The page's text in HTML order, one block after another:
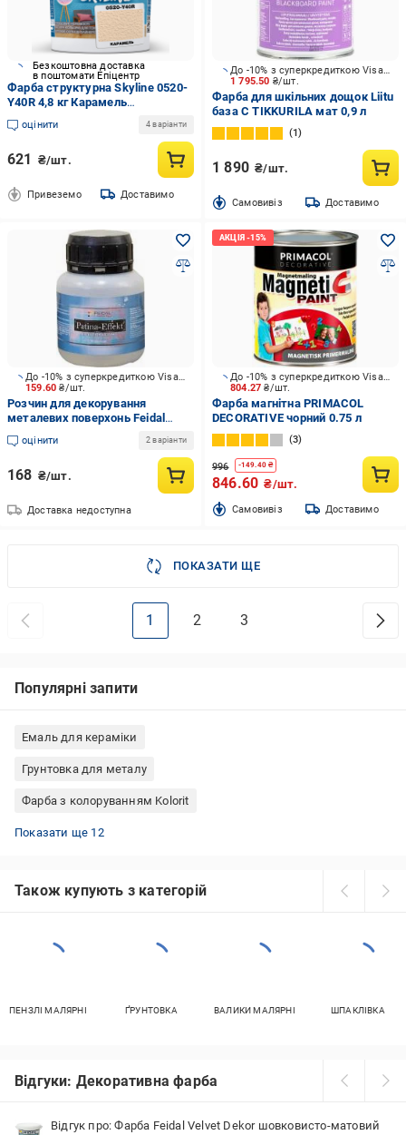
Безкоштовна доставка
в поштомати Епіцентр
Фарба структурна Skyline 0520-
Y40R 4,8 кг Карамель
(2933621717)
оцінити 4 варіанти
621 ₴/шт.
Привеземо Доставимо
1 795.50 ₴/шт.
До -10% з суперкредиткою Visa Вигода
Фарба для шкільних дощок Liitu
база С TIKKURILA мат 0,9 л
1
1 890 ₴/шт.
Cамовивіз Доставимо
159.60₴/шт.
До -10% з суперкредиткою Visa Вигода
Розчин для декорування
металевих поверхонь Feidal
Patina-Effect блакитний 0,1 л
оцінити 2 варіанти
168 ₴/шт.
Доставка недоступна
804.27₴/шт.
До -10% з суперкредиткою Visa Вигода
Фарба магнітна PRIMACOL
DECORATIVE чорний 0.75 л
3
996 -149.40₴
846.60 ₴/шт.
Cамовивіз Доставимо
ПОКАЗАТИ ЩЕ
1 2 3
Популярні запити
Емаль для кераміки
Грунтовка для металу
Фарба з колоруванням Kolorit
Фарба-емаль без запаху
Фарба по металу червона
Фарба з колоруванням Aura®
Прозора фарба по металу
Поліуретанові емалі
Емаль біла
Фарба гумова біла
Фарба коричнева для дерева
Фарба гумова Farbex
Емаль для зовнішніх робіт
Емаль для меблів
Фарба водоемульсійна біла
Показати ще 12
Також купують з категорій
ПЕНЗЛІ МАЛЯРНІ ҐРУНТОВКА ВАЛИКИ МАЛЯРНІ ШПАКЛІВКА
Відгуки: Декоративна фарба
Відгук про: Фарба Feidal Velvet Dekor шовковисто-матовий